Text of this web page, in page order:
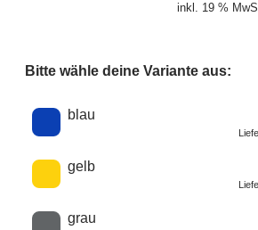
inkl. 19 %
Bitte wähle deine Variante aus:
Wähle eine Farbe
blau
gelb
grau